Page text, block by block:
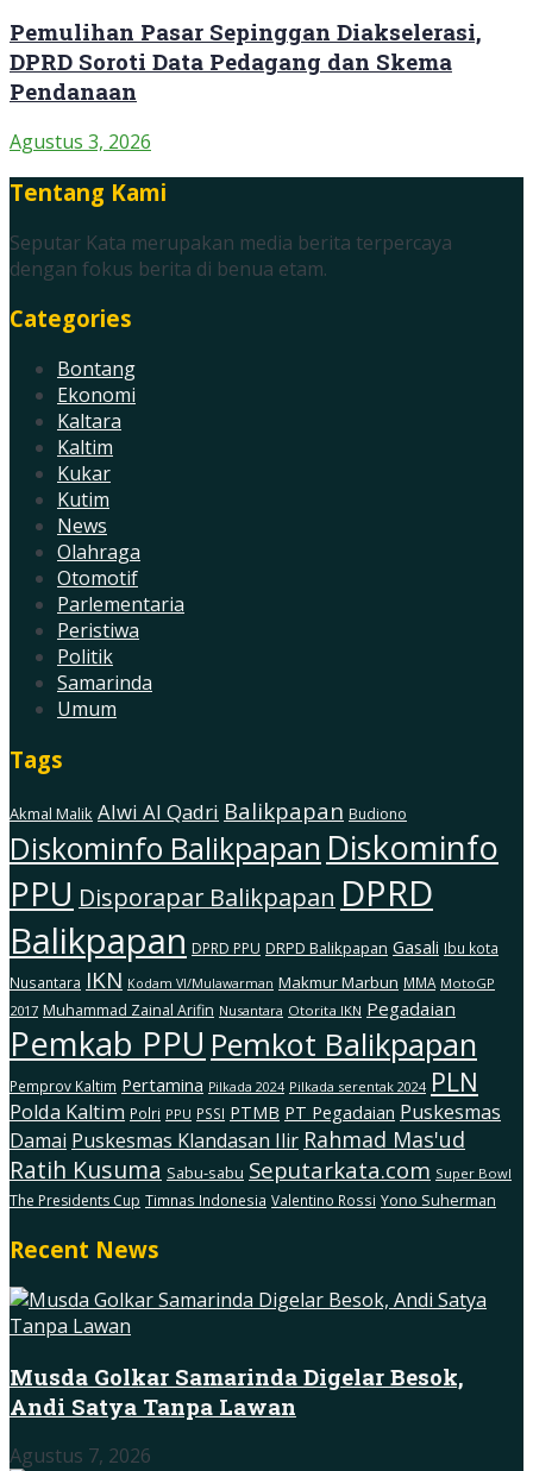
Pemulihan Pasar Sepinggan Diakselerasi,
DPRD Soroti Data Pedagang dan Skema
Pendanaan
Agustus 3, 2026
Tentang Kami
Seputar Kata merupakan media berita terpercaya
dengan fokus berita di benua etam.
Categories
Bontang
Ekonomi
Kaltara
Kaltim
Kukar
Kutim
News
Olahraga
Otomotif
Parlementaria
Peristiwa
Politik
Samarinda
Umum
Tags
Akmal Malik Alwi Al Qadri Balikpapan Budiono
Diskominfo Balikpapan Diskominfo
PPU Disporapar Balikpapan DPRD
Balikpapan DPRD PPU DRPD Balikpapan Gasali Ibu kota
Nusantara IKN Kodam Vl/Mulawarman Makmur Marbun MMA MotoGP
2017 Muhammad Zainal Arifin Nusantara Otorita IKN Pegadaian
Pemkab PPU Pemkot Balikpapan
Pemprov Kaltim Pertamina Pilkada 2024 Pilkada serentak 2024 PLN
Polda Kaltim Polri PPU PSSI PTMB PT Pegadaian Puskesmas
Damai Puskesmas Klandasan Ilir Rahmad Mas'ud
Ratih Kusuma Sabu-sabu Seputarkata.com Super Bowl
The Presidents Cup Timnas Indonesia Valentino Rossi Yono Suherman
Recent News
Musda Golkar Samarinda Digelar Besok,
Andi Satya Tanpa Lawan
Agustus 7, 2026